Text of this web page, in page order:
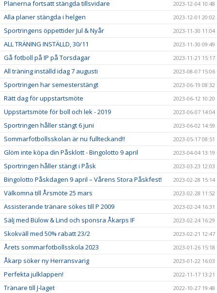
Planerna fortsatt stängda tillsvidare 2023-12-04 10:48
Alla planer stängda i helgen 2023-12-01 20:02
Sportringens öppettider Jul & Nyår 2023-11-30 11:04
ALL TRÄNING INSTÄLLD, 30/11 2023-11-30 09:49
Gå fotboll på IP på Torsdagar 2023-11-21 15:17
All träning inställd idag 7 augusti 2023-08-07 15:06
Sportringen har semesterstängt 2023-06-19 08:32
Rätt dag för uppstartsmöte 2023-06-12 10:20
Uppstartsmöte för boll och lek - 2019 2023-06-07 14:04
Sportringen håller stängt 6 juni 2023-06-02 14:59
Sommarfotbollsskolan är nu fullteckand!! 2023-05-17 08:51
Glöm inte köpa din Påsklott - Bingolotto 9 april 2023-04-04 13:19
Sportringen håller stängt i Påsk 2023-03-23 12:03
Bingolotto Påskdagen 9 april – Vårens Stora Påskfest! 2023-02-28 15:14
Välkomna till Årsmöte 25 mars 2023-02-28 11:52
Assisterande tränare sökes till P 2009 2023-02-24 16:31
Sälj med Bülow & Lind och sponsra Åkarps IF 2023-02-24 16:29
Skokväll med 50% rabatt 23/2 2023-02-21 12:47
Årets sommarfotbollsskola 2023 2023-01-26 15:18
Åkarp söker ny Herransvarig 2023-01-22 16:03
Perfekta julklappen! 2022-11-17 13:21
Tränare till J-laget 2022-10-27 19:48